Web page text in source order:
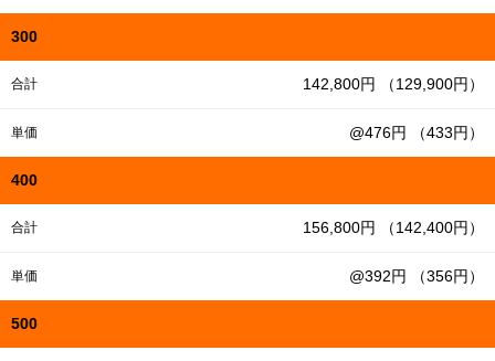
300
合計 142,800円 （129,900円）
単価 @476円 （433円）
400
合計 156,800円 （142,400円）
単価 @392円 （356円）
500